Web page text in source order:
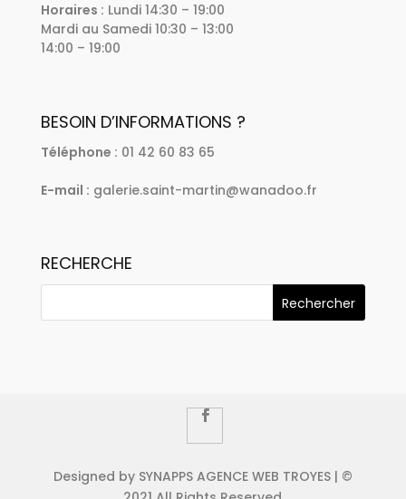
Horaires : Lundi 14:30 – 19:00
Mardi au Samedi 10:30 – 13:00
14:00 – 19:00
BESOIN D’INFORMATIONS ?
Téléphone : 01 42 60 83 65
E-mail : galerie.saint-martin@wanadoo.fr
RECHERCHE
Designed by SYNAPPS AGENCE WEB TROYES | ©